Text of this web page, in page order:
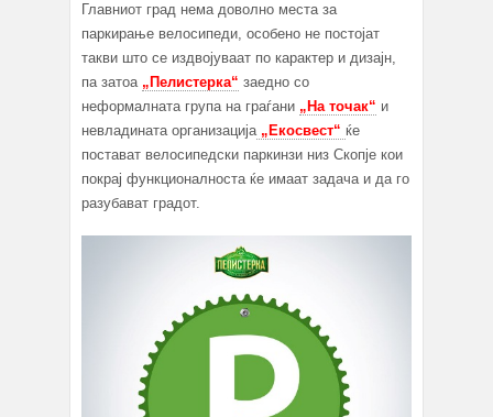
Главниот град нема доволно места за
паркирање велосипеди, особено не постојат
такви што се издвојуваат по карактер и дизајн,
па затоа „Пелистерка“ заедно со
неформалната група на граѓани „На точак“ и
невладината организација„Екосвест“ ќе
постават велосипедски паркинзи низ Скопје кои
покрај функционалноста ќе имаат задача и да го
разубават градот.